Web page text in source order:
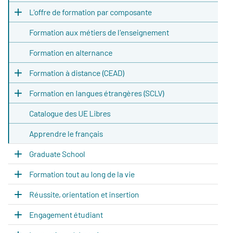
L'offre de formation par composante
Formation aux métiers de l'enseignement
Formation en alternance
Formation à distance (CEAD)
Formation en langues étrangères (SCLV)
Catalogue des UE Libres
Apprendre le français
Graduate School
Formation tout au long de la vie
Réussite, orientation et insertion
Engagement étudiant